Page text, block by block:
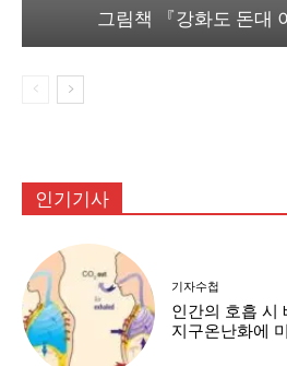
그림책 『강화도 돈대
인기기사
기자수첩
인간의 호흡 시
지구온난화에